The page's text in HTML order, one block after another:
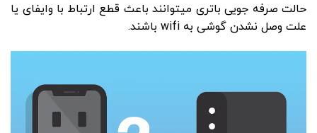
حالت صرفه جویی باتری می­توانند باعث قطع ارتباط با وای­فای یا
علت وصل نشدن گوشی به wifi باشند.